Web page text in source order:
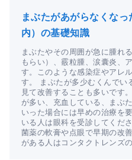
まぶたがあがらなくな
内）の基礎知識
まぶたやその周囲が急に腫れ
もらい）、霰粒腫、涙囊炎、
す。このような感染症やアレ
す。 まぶたが多少むくんでい
見て改善することも多いです
が多い、充血している、まぶ
いった場合には早めの治療を
いる人は眼科を受診してくだ
菌薬の軟膏や点眼で早期の改
がある人はコンタクトレンズ